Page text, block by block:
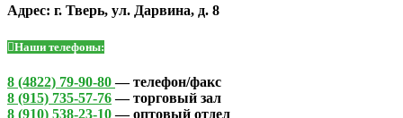
Адрес: г. Тверь, ул. Дарвина, д. 8
Наши телефоны:
8 (4822) 79-90-80— телефон/факс
8 (915) 735-57-76— торговый зал
8 (910) 538-23-10— оптовый отдел